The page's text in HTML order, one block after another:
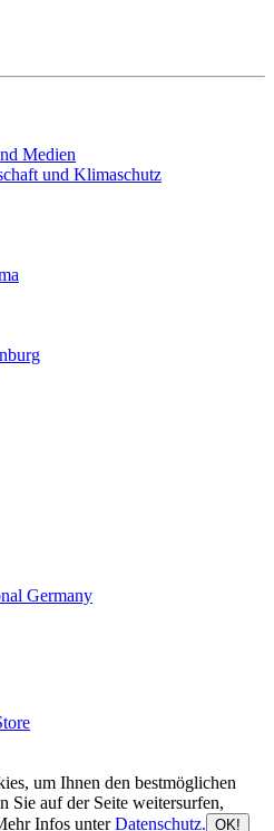
um Ihnen den bestmöglichen
Sie auf der Seite weitersurfen,
Infos unterDatenschutz. OK!